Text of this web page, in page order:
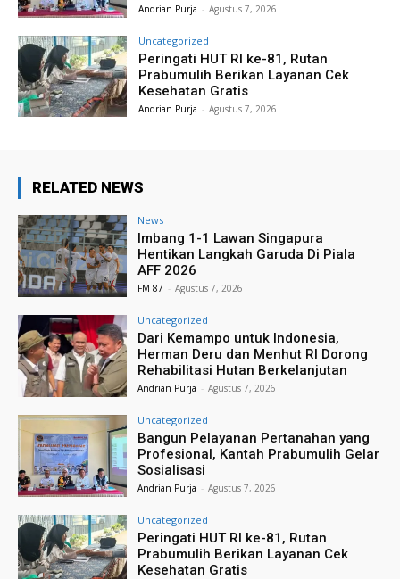
Andrian Purja - Agustus 7, 2026
Uncategorized
Peringati HUT RI ke-81, Rutan
Prabumulih Berikan Layanan Cek
Kesehatan Gratis
Andrian Purja - Agustus 7, 2026
RELATED NEWS
News
Imbang 1-1 Lawan Singapura
Hentikan Langkah Garuda Di Piala
AFF 2026
FM 87 - Agustus 7, 2026
Uncategorized
Dari Kemampo untuk Indonesia,
Herman Deru dan Menhut RI Dorong
Rehabilitasi Hutan Berkelanjutan
Andrian Purja - Agustus 7, 2026
Uncategorized
Bangun Pelayanan Pertanahan yang
Profesional, Kantah Prabumulih Gelar
Sosialisasi
Andrian Purja - Agustus 7, 2026
Uncategorized
Peringati HUT RI ke-81, Rutan
Prabumulih Berikan Layanan Cek
Kesehatan Gratis